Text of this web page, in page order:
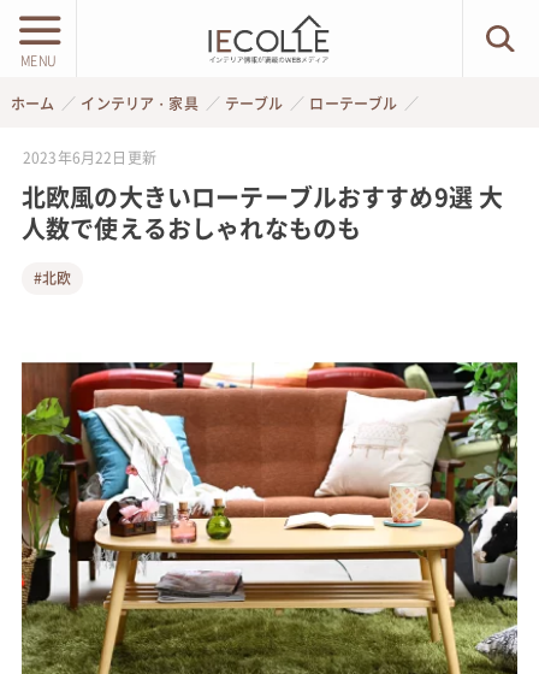
MENU
ホーム インテリア・家具 テーブル ローテーブル
2023年6月22日 更新
北欧風の大きいローテーブルおすすめ9選 大
人数で使えるおしゃれなものも
#北欧